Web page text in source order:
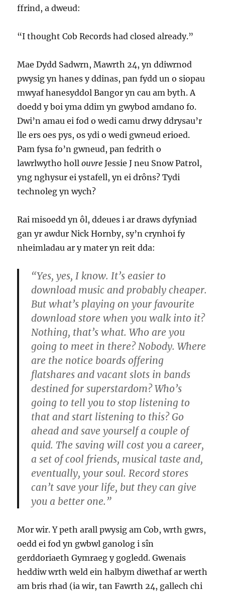
ffrind, a dweud:
“I thought Cob Records had closed already.”
Mae Dydd Sadwrn, Mawrth 24, yn ddiwrnod
pwysig yn hanes y ddinas, pan fydd un o siopau
mwyaf hanesyddol Bangor yn cau am byth. A
doedd y boi yma ddim yn gwybod amdano fo.
Dwi’n amau ei fod o wedi camu drwy ddrysau’r
lle ers oes pys, os ydi o wedi gwneud erioed.
Pam fysa fo’n gwneud, pan fedrith o
lawrlwytho hollouvre Jessie J neu Snow Patrol,
yng nghysur ei ystafell, yn ei drôns? Tydi
technoleg yn wych?
Rai misoedd yn ôl, ddeues i ar draws dyfyniad
gan yr awdur Nick Hornby, sy’n crynhoi fy
nheimladau ar y mater yn reit dda:
“Yes, yes, I know. It’s easier to
download music and probably cheaper.
But what’s playing on your favourite
download store when you walk into it?
Nothing, that’s what. Who are you
going to meet in there? Nobody. Where
are the notice boards offering
flatshares and vacant slots in bands
destined for superstardom? Who’s
going to tell you to stop listening to
that and start listening to this? Go
ahead and save yourself a couple of
quid. The saving will cost you a career,
a set of cool friends, musical taste and,
eventually, your soul. Record stores
can’t save your life, but they can give
you a better one.”
Mor wir. Y peth arall pwysig am Cob, wrth gwrs,
oedd ei fod yn gwbwl ganolog i sîn
gerddoriaeth Gymraeg y gogledd. Gwenais
heddiw wrth weld ein halbym diwethaf ar werth
am bris rhad (ia wir, tan Fawrth 24, gallech chi